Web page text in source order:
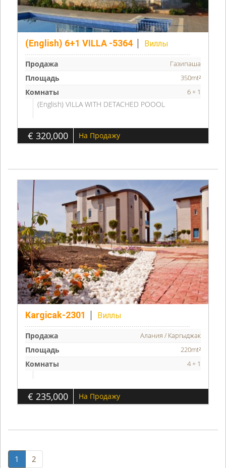
(English) 6+1 VILLA -5364 Виллы
Продажа Газипаша
Площадь 350mt²
Комнаты 6 + 1
(English) VILLA WITH DETACHED POOOL
€ 320,000 На Продажу
Kargicak-2301 Виллы
Продажа Алания / Каргыджак
Площадь 220mt²
Комнаты 4 + 1
€ 235,000 На Продажу
1 2